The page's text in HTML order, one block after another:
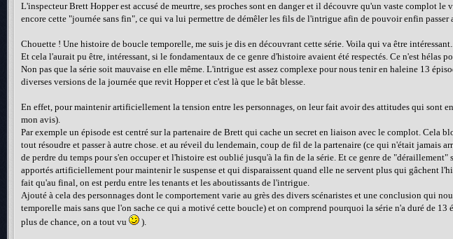
L'inspecteur Brett Hopper est accusé de meurtre, ses proches sont en danger et il découvre qu'un vaste complot
encore cette "journée sans fin", ce qui va lui permettre de démêler les fils de l'intrigue afin de pouvoir enfin passer
Chouette ! Une histoire de boucle temporelle, me suis je dis en découvrant cette série. Voila qui va être
Et cela l'aurait pu être, intéressant, si le fondamentaux de ce genre d'histoire avaient été respectés. Ce n'est hélas
Non pas que la série soit mauvaise en elle même. L'intrigue est assez complexe pour nous tenir en haleine 13
diverses versions de la journée que revit Hopper et c'est là que le bât blesse.
En effet, pour maintenir artificiellement la tension entre les personnages, on leur fait avoir des attitudes qui sont
mon avis).
Par exemple un épisode est centré sur la partenaire de Brett qui cache un secret en liaison avec le complot. Cela
tout résoudre et passer à autre chose. et au réveil du lendemain, coup de fil de la partenaire (ce qui n'était jamais
de perdre du temps pour s'en occuper et l'histoire est oublié jusqu'à la fin de la série. Et ce genre de
apportés artificiellement pour maintenir le suspense et qui disparaissent quand elle ne servent plus qui gâchent
fait qu'au final, on est perdu entre les tenants et les aboutissants de l'intrigue.
Ajouté à cela des personnages dont le comportement varie au grès des divers scénaristes et une conclusion qui
temporelle mais sans que l'on sache ce qui a motivé cette boucle) et on comprend pourquoi la série n'a duré de 13
plus de chance, on a tout vu
).